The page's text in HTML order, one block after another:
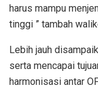
harus mampu
tinggi ” tambah
Lebih jauh
serta mencapai
harmonisasi antar